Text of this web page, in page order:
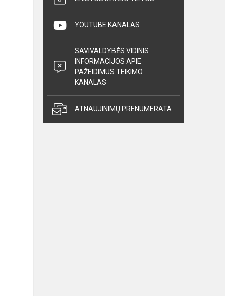
YOUTUBE KANALAS
SAVIVALDYBĖS VIDINIS
INFORMACIJOS APIE
PAŽEIDIMUS TEIKIMO
KANALAS
ATNAUJINIMŲ PRENUMERATA